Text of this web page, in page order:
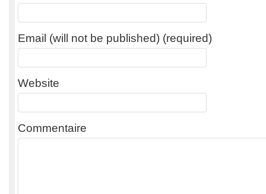
Email (will not be published) (required)
Website
Commentaire